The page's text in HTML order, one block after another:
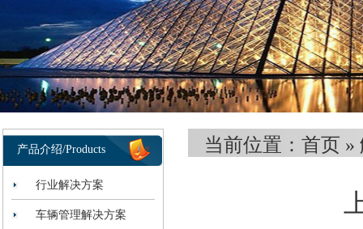
产品介绍/Products
行业解决方案
车辆管理解决方案
当前位置： 首页 »